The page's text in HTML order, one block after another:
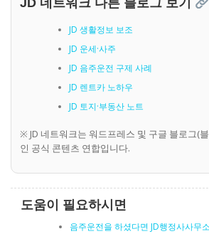
JD 네트워크 다른 블로그 보기
JD 생활정보 보조
JD 운세·사주
JD 음주운전 구제 사례
JD 렌트카 노하우
JD 토지·부동산 노트
※ JD 네트워크는 워드프레스 및 구글 블로그(
인 공식 콘텐츠 연합입니다.
도움이 필요하시면
음주운전을 하셨다면 JD행정사사무